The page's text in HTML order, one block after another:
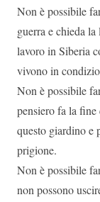
Non è possibile
guerra e chieda
lavoro in Siberia
vivono in
Non è possibile
pensiero fa la
questo giardino e
prigione.
Non è possibile
non possono